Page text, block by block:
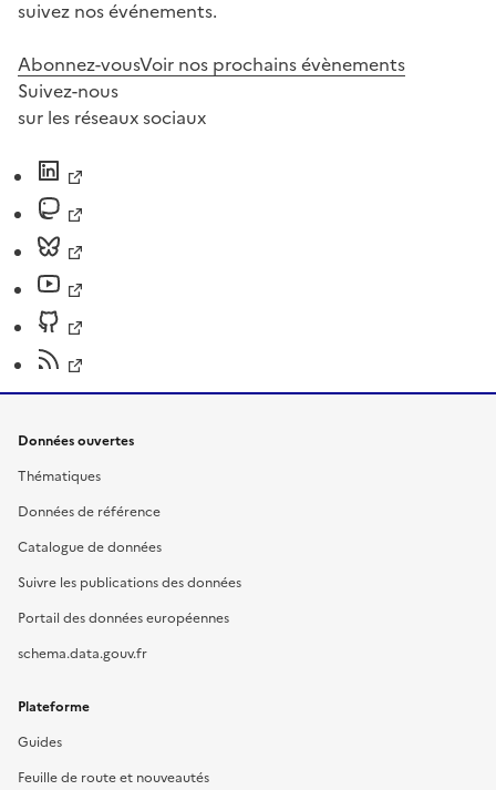
suivez nos événements.
Abonnez-vousVoir nos prochains évènements
Suivez-nous
sur les réseaux sociaux
Données ouvertes
Thématiques
Données de référence
Catalogue de données
Suivre les publications des données
Portail des données européennes
schema.data.gouv.fr
Plateforme
Guides
Feuille de route et nouveautés